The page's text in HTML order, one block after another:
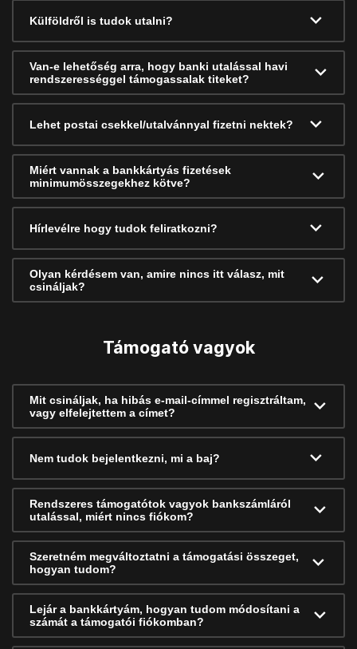
Külföldről is tudok utalni?
Van-e lehetőség arra, hogy banki utalással havi
rendszerességgel támogassalak titeket?
Lehet postai csekkel/utalvánnyal fizetni nektek?
Miért vannak a bankkártyás fizetések
minimumösszegekhez kötve?
Hírlevélre hogy tudok feliratkozni?
Olyan kérdésem van, amire nincs itt válasz, mit
csináljak?
Támogató vagyok
Mit csináljak, ha hibás e-mail-címmel regisztráltam,
vagy elfelejtettem a címet?
Nem tudok bejelentkezni, mi a baj?
Rendszeres támogatótok vagyok bankszámláról
utalással, miért nincs fiókom?
Szeretném megváltoztatni a támogatási összeget,
hogyan tudom?
Lejár a bankkártyám, hogyan tudom módosítani a
számát a támogatói fiókomban?